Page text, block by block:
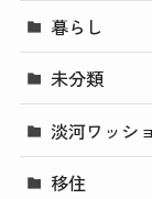
暮らし
未分類
淡河ワッシ
移住